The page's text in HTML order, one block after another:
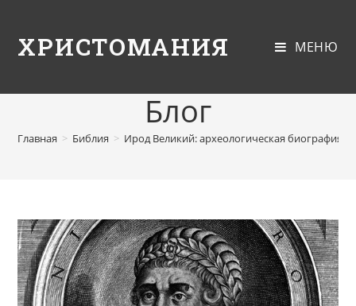
ХРИСТОМАНИЯ МЕНЮ
Блог
Главная > Библия > Ирод Великий: археологическая биография